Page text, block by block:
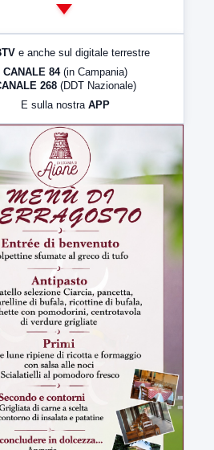
LabNews (Diretta)
LabNews (replica)
e anche sul digitale terrestre
CANALE 84 (in Campania)
268 (DDT Nazionale)
E sulla nostra APP